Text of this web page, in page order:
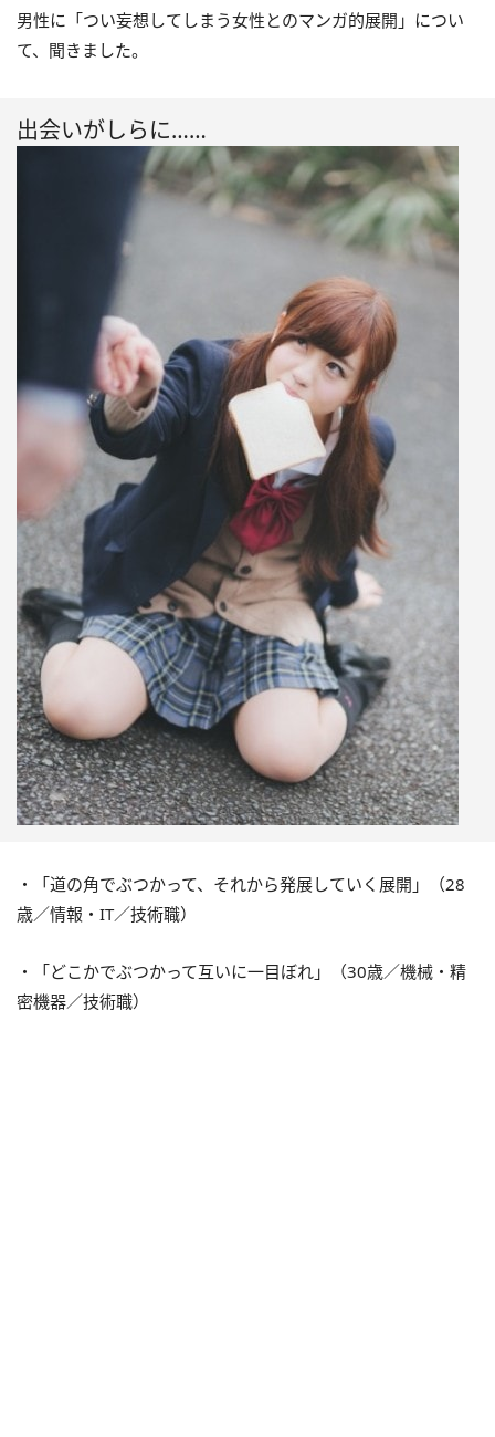
男性に「つい妄想してしまう女性とのマンガ的展開」につい
て、聞きました。
出会いがしらに……
・「道の角でぶつかって、それから発展していく展開」（28
歳／情報・IT／技術職）
・「どこかでぶつかって互いに一目ぼれ」（30歳／機械・精
密機器／技術職）